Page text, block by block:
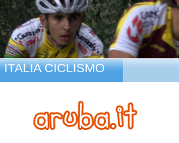
ITALIA CICLISMO